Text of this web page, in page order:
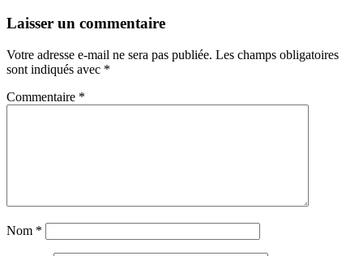
Laisser un commentaire
Votre adresse e-mail ne sera pas publiée. Les champs obligatoires
sont indiqués avec *
Commentaire *
Nom *